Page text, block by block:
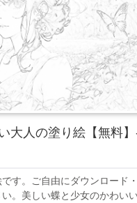
大人の塗り絵【無料
す。ご自由にダウンロード・
。美しい蝶と少女のかわいい